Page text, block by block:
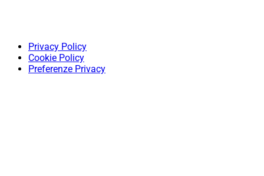
Privacy Policy
Cookie Policy
Preferenze Privacy